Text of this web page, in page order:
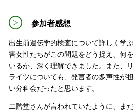
参加者感想
出生前遺伝学的検査について詳しく学
害女性たちがこの問題をどう捉え、何
いるか、深く理解できました。また、
ライツについても、発言者の多声性が
い分科会だったと思います。
二階堂さんが言われていたように、ま